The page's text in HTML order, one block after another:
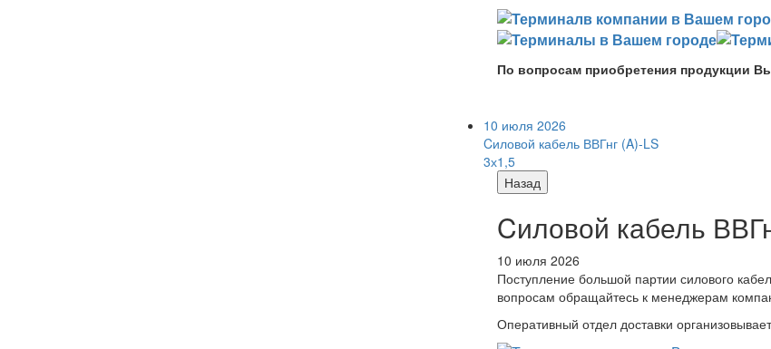
По вопросам приобретения продукции
10 июля 2026
Cиловой кабель ВВГнг (A)-LS
3х1,5
Назад
Cиловой кабель
10 июля 2026
Поступление большой партии силового
вопросам обращайтесь к менеджерам
Оперативный отдел доставки